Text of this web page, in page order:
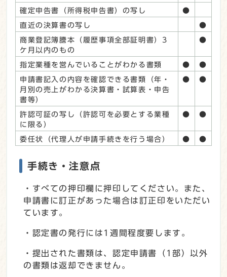
確定申告書（所得税申告書）の写し ●
直近の決算書の写し ●
商業登記簿謄本（履歴事項全部証明書）3
ケ月以内のもの
●
指定業種を営んでいることがわかる書類 ● ●
申請書記入の内容を確認できる書類（年・
月別の売上がわかる決算書・試算表・申告
書等）
● ●
許認可証の写し（許認可を必要とする業種
に限る）
● ●
委任状（代理人が申請手続きを行う場合） ● ●
手続き・注意点
・すべての押印欄に押印してください。また、
申請書に訂正があった場合は訂正印をいただい
ています。
・認定書の発行には1週間程度要します。
・提出された書類は、認定申請書（1部）以外
の書類は返却できません。